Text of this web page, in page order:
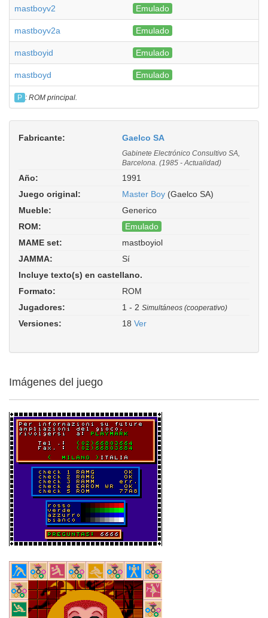
mastboyv2 Emulado
mastboyv2a Emulado
mastboyid Emulado
mastboyd Emulado
P : ROM principal.
Fabricante: Gaelco SA
Gabinete Electrónico Consultivo SA,
Barcelona. (1985 - Actualidad)
Año:
1991
Juego original:
Master Boy (Gaelco SA)
Mueble:
Generico
ROM:
Emulado
MAME set:
mastboyiol
checksum 77A8). ROM Parent:
mastboy. Driver:
JAMMA:
Sí
Incluye texto(s) en castellano.
Formato:
ROM
Jugadores:
1 - 2 Simultáneos (cooperativo)
Versiones: 18 Ver
Imágenes del juego